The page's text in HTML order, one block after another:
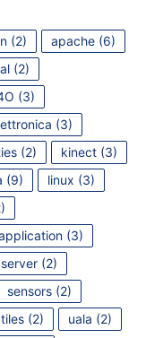
(2) apache (6)
(2)
(3)
(3)
(2) kinect (3)
(9) linux (3)
(3)
(2)
sensors (2)
tiles (2) uala (2)